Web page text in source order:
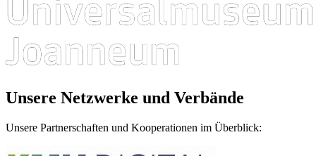
Unsere Netzwerke und Verbände
Unsere Partnerschaften und Kooperationen im Überblick: